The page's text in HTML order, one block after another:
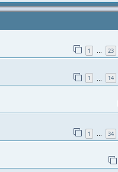
1 … 23
1 14
1 … 34